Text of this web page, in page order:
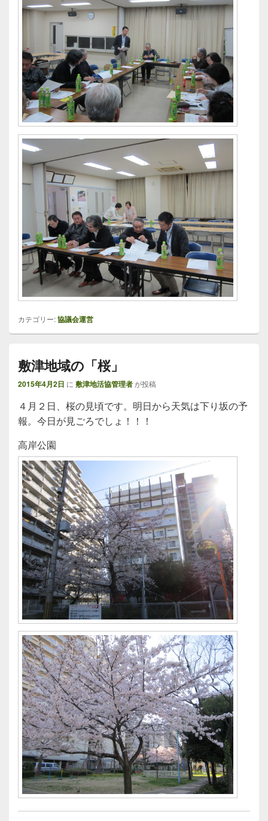
カテゴリー:協議会運営
敷津地域の「桜」
2015年4月2日 に 敷津地活協管理者が投稿
４月２日、桜の見頃です。明日から天気は下り坂の予
報。今日が見ごろでしょ！！！
高岸公園